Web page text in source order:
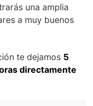
una amplia
a muy buenos
te dejamos 5
directamente